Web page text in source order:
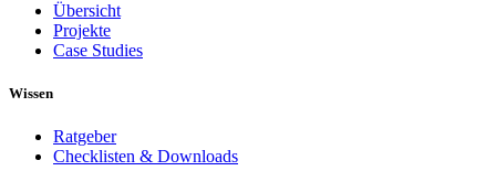
Übersicht
Projekte
Case Studies
Wissen
Ratgeber
Checklisten & Downloads